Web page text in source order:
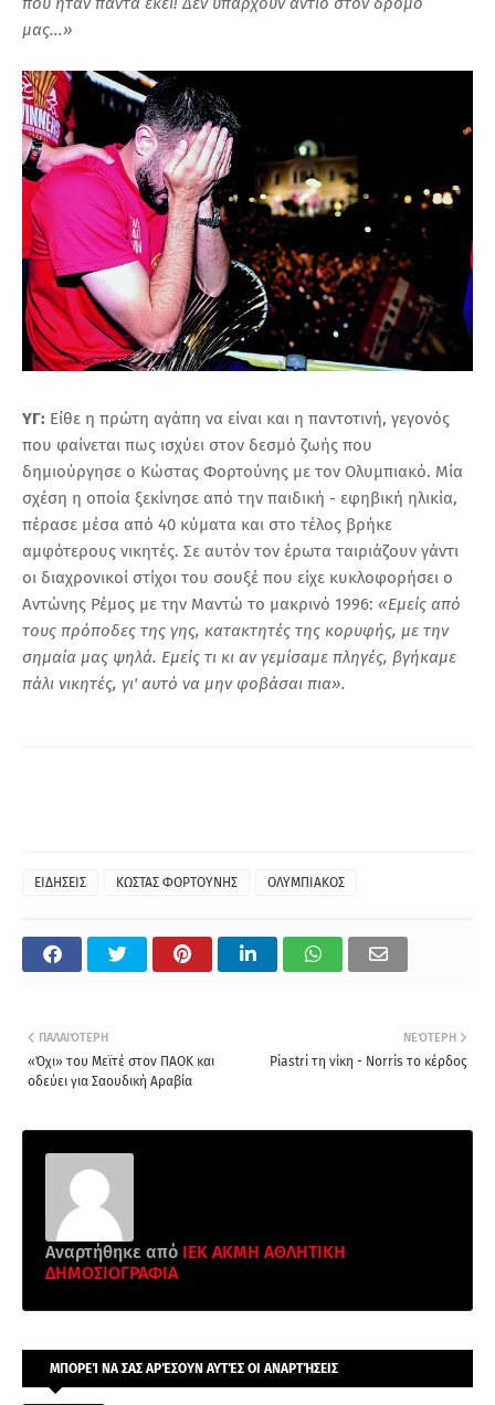
μας...»
ΥΓ: Είθε η πρώτη αγάπη να είναι και η παντοτινή, γεγονός
που φαίνεται πως ισχύει στον δεσμό ζωής που
δημιούργησε ο Κώστας Φορτούνης με τον Ολυμπιακό. Μία
σχέση η οποία ξεκίνησε από την παιδική - εφηβική ηλικία,
πέρασε μέσα από 40 κύματα και στο τέλος βρήκε
αμφότερους νικητές. Σε αυτόν τον έρωτα ταιριάζουν γάντι
οι διαχρονικοί στίχοι του σουξέ που είχε κυκλοφορήσει ο
Αντώνης Ρέμος με την Μαντώ το μακρινό 1996: «Εμείς από
τους πρόποδες της γης, κατακτητές της κορυφής, με την
σημαία μας ψηλά. Εμείς τι κι αν γεμίσαμε πληγές, βγήκαμε
πάλι νικητές, γι' αυτό να μην φοβάσαι πια».
ΕΙΔΗΣΕΙΣ ΚΩΣΤΑΣ ΦΟΡΤΟΥΝΗΣ ΟΛΥΜΠΙΑΚΟΣ
ΝΕΌΤΕΡΗ
Piastri τη νίκη - Norris το κέρδος
ΠΑΛΑΙΌΤΕΡΗ
«Όχι» του Μεϊτέ στον ΠΑΟΚ και
οδεύει για Σαουδική Αραβία
Αναρτήθηκε από ΙΕΚ ΑΚΜΗ ΑΘΛΗΤΙΚΗ
ΔΗΜΟΣΙΟΓΡΑΦΙΑ
ΜΠΟΡΕΊ ΝΑ ΣΑΣ ΑΡΈΣΟΥΝ ΑΥΤΈΣ ΟΙ ΑΝΑΡΤΉΣΕΙΣ